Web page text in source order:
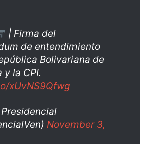
| Firma del
de entendimiento
Bolivariana de
y la CPI.
xUvNS9Qfwg
November 3,